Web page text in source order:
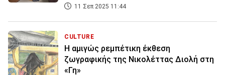
11 Σεπ 2025 11:44
CULTURE
Η αμιγώς ρεμπέτικη έκθεση
ζωγραφικής της Νικολέττας Διολή στη
«Γη»